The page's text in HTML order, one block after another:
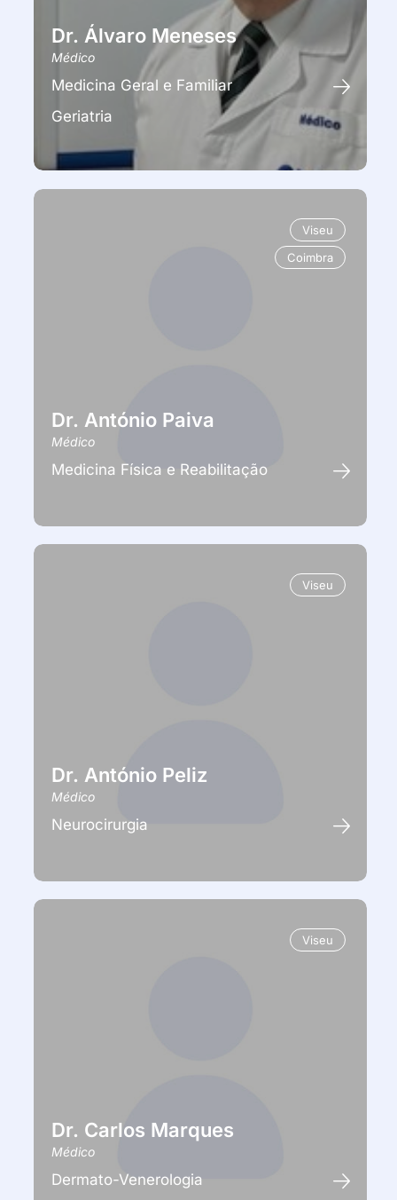
Dr. Álvaro Meneses
Médico
Medicina Geral e Familiar
Geriatria
Viseu
Coimbra
Dr. António Paiva
Médico
Medicina Física e Reabilitação
Viseu
Dr. António Peliz
Médico
Neurocirurgia
Viseu
Dr. Carlos Marques
Médico
Dermato-Venerologia